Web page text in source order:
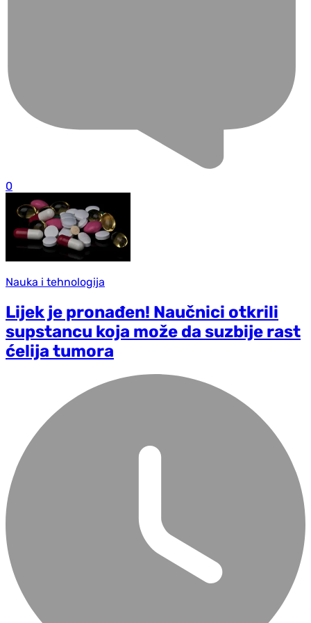
0
Nauka i tehnologija
Lijek je pronađen! Naučnici otkrili
supstancu koja može da suzbije rast
ćelija tumora